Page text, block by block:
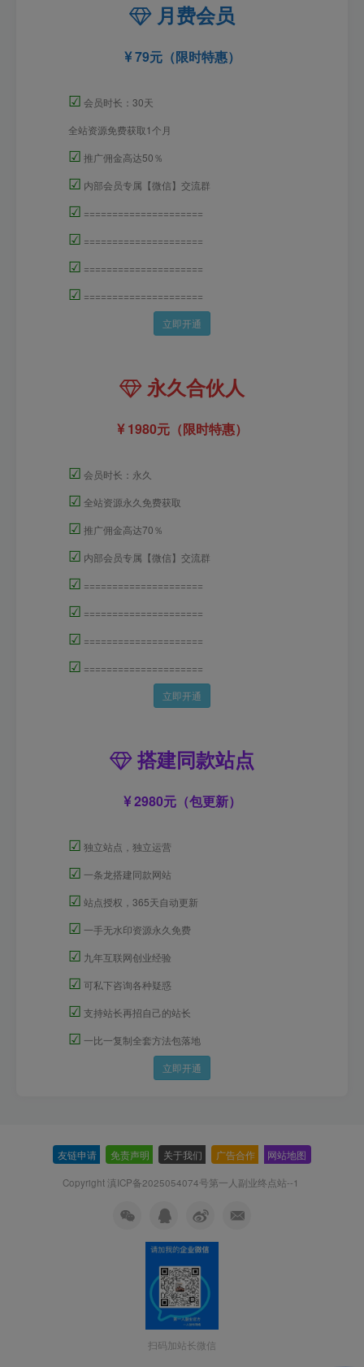
月费会员
79元（限时特惠）
☑ 会员时长：30天
全站资源免费获取1个月
☑ 推广佣金高达50％
☑ 内部会员专属【微信】交流群
☑ =====================
☑ =====================
☑ =====================
☑ =====================
立即开通
永久合伙人
1980元（限时特惠）
☑ 会员时长：永久
☑ 全站资源永久免费获取
☑ 推广佣金高达70％
☑ 内部会员专属【微信】交流群
☑ =====================
☑ =====================
☑ =====================
☑ =====================
立即开通
搭建同款站点
2980元（包更新）
☑ 独立站点，独立运营
☑ 一条龙搭建同款网站
☑ 站点授权，365天自动更新
☑ 一手无水印资源永久免费
☑ 九年互联网创业经验
☑ 可私下咨询各种疑惑
☑ 支持站长再招自己的站长
☑ 一比一复制全套方法包落地
立即开通
友链申请 免责声明 关于我们 广告合作 网站地图
Copyright 滇ICP备2025054074号第一人副业终点站--1
扫码加站长微信